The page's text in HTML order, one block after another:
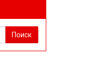
Поиск